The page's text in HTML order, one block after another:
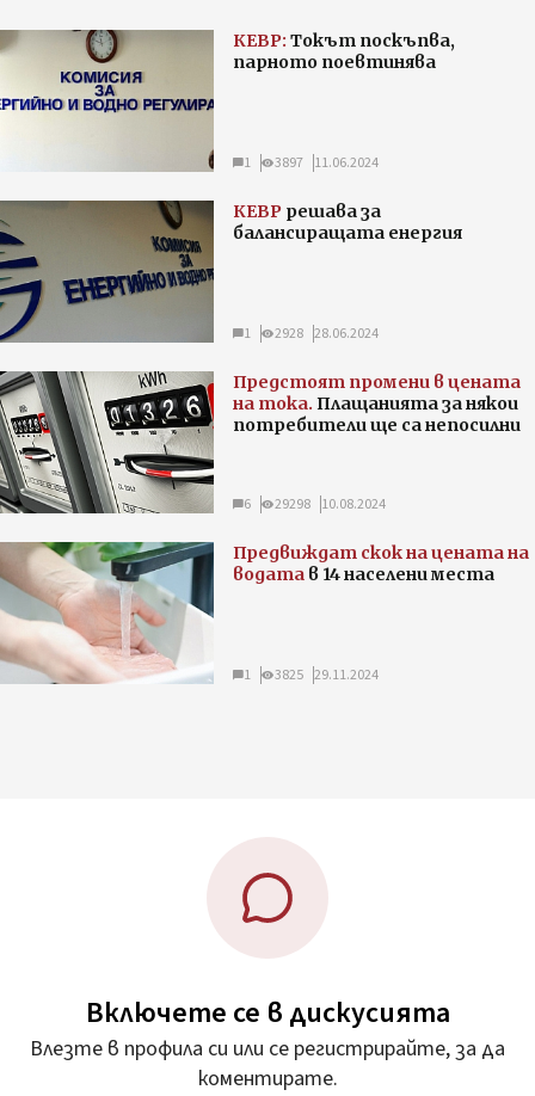
КЕВР: Токът поскъпва,
парното поевтинява
1 3897 11.06.2024
КЕВР решава за
балансиращата енергия
1 2928 28.06.2024
Предстоят промени в цената
на тока. Плащанията за някои
потребители ще са непосилни
6 29298 10.08.2024
Предвиждат скок на цената на
водата в 14 населени места
1 3825 29.11.2024
Включете се в дискусията
Влезте в профила си или се регистрирайте, за да
коментирате.